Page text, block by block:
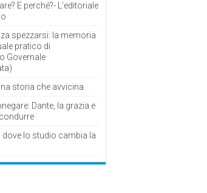
E perché?- L’editoriale
spezzarsi: la memoria
pratico di
Governale
storia che avvicina
Dante, la grazia e
lo studio cambia la